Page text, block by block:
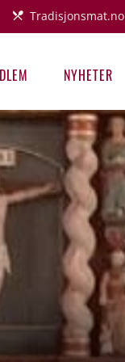
Tradisjonsmat.no
NYHETER